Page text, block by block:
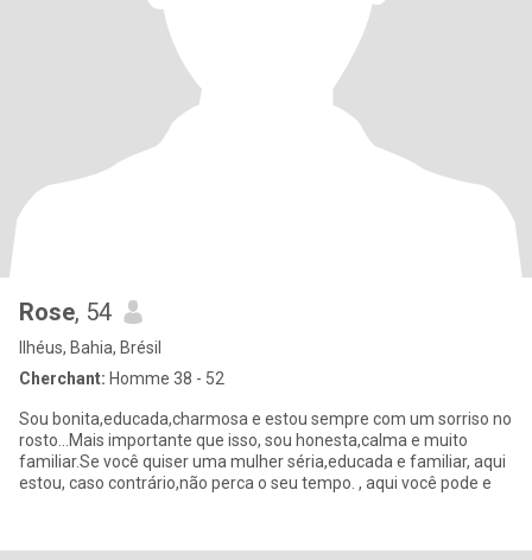
Rose, 54
Ilhéus, Bahia, Brésil
Cherchant: Homme 38 - 52
Sou bonita,educada,charmosa e estou sempre com um sorriso no
rosto...Mais importante que isso, sou honesta,calma e muito
familiar.Se você quiser uma mulher séria,educada e familiar, aqui
estou, caso contrário,não perca o seu tempo. , aqui você pode e